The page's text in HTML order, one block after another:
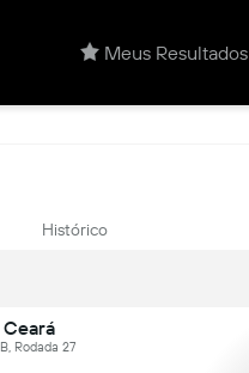
Meus Resultados
Histórico
Rodada 27